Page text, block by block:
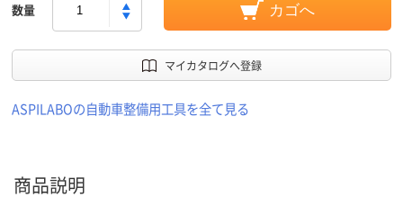
数量 カゴへ
マイカタログへ登録
ASPILABOの自動車整備用工具を全て見る
商品説明